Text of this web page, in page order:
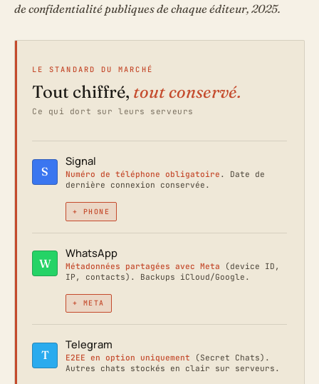
de confidentialité publiques de chaque éditeur, 2025.
LE STANDARD DU MARCHÉ
Tout chiffré, tout conservé.
Ce qui dort sur leurs serveurs
S
Signal
Numéro de téléphone obligatoire . Date de
dernière connexion conservée.
+ PHONE
W
WhatsApp
Métadonnées partagées avec Meta (device ID,
IP, contacts). Backups iCloud/Google.
+ META
T
Telegram
E2EE en option uniquement (Secret Chats).
Autres chats stockés en clair sur serveurs.